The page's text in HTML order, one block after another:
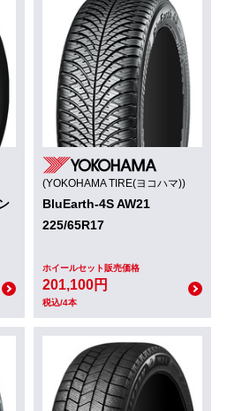
(YOKOHAMA TIRE(ヨコハマ))
BluEarth-4S AW21
225/65R17
ホイールセット販売価格
201,100円
税込/4本